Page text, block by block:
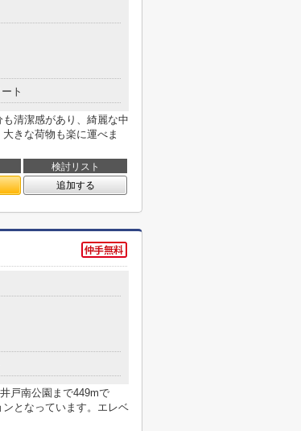
ト
清潔感があり、綺麗な中
きな荷物も楽に運べま
検討リスト
追加する
戸南公園まで449mで
となっています。エレベ